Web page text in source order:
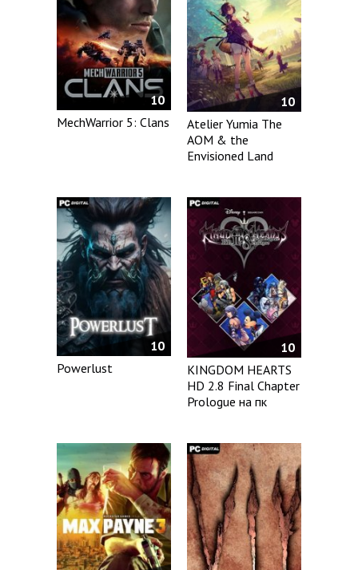
10
MechWarrior 5: Clans
10
Atelier Yumia The
AOM & the
Envisioned Land
10
Powerlust
10
KINGDOM HEARTS
HD 2.8 Final Chapter
Prologue на пк